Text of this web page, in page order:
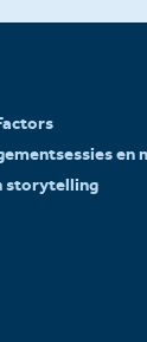
en
storytelling